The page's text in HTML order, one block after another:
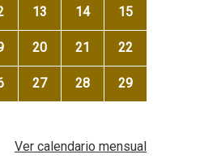
13 14 15
20 21 22
27 28 29
Ver calendario mensual